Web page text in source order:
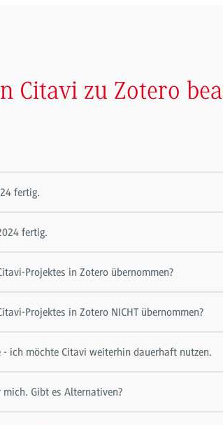
Citavi zu Zotero
fertig.
fertig.
Projektes in Zotero übernommen?
Projektes in Zotero NICHT übernommen?
ich möchte Citavi weiterhin dauerhaft nutzen.
Gibt es Alternativen?